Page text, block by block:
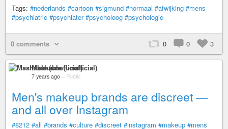
Tags: #nederlands #cartoon #sigmund #normaal #afwijking #mens
#psychiatrie #psychiater #psycholoog #psychologie
0 comments 0 0 3
Mashable (unofficial)
7 years ago – Public
Men's makeup brands are discreet —
and all over Instagram
#8212 #all #brands #culture #discreet #instagram #makeup #mens